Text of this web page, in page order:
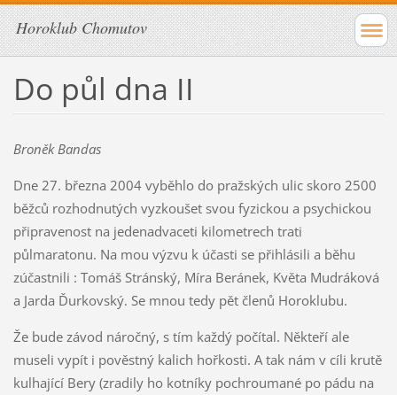
Horoklub Chomutov
Do půl dna II
Broněk Bandas
Dne 27. března 2004 vyběhlo do pražských ulic skoro 2500
běžců rozhodnutých vyzkoušet svou fyzickou a psychickou
připravenost na jedenadvaceti kilometrech trati
půlmaratonu. Na mou výzvu k účasti se přihlásili a běhu
zúčastnili : Tomáš Stránský, Míra Beránek, Květa Mudráková
a Jarda Ďurkovský. Se mnou tedy pět členů Horoklubu.
Že bude závod náročný, s tím každý počítal. Někteří ale
museli vypít i pověstný kalich hořkosti. A tak nám v cíli krutě
kulhající Bery (zradily ho kotníky pochroumané po pádu na